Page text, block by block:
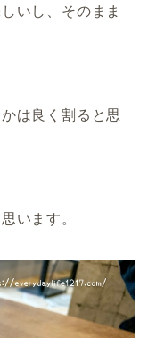
いし、そのまま
は良く割ると思
います。